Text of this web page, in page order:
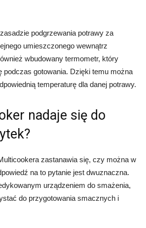
podgrzewania potrawy za
umieszczonego wewnątrz
wbudowany termometr, który
podczas gotowania. Dzięki temu można
temperaturę dla danej potrawy.
nadaje się do
zastanawia się, czy można w
na to pytanie jest dwuznaczna.
urządzeniem do smażenia,
do przygotowania smacznych i